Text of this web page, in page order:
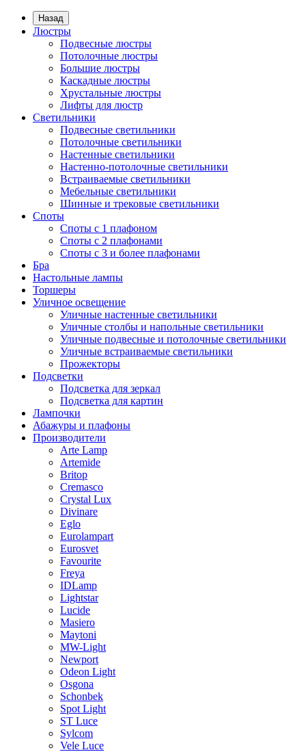
Назад
Люстры
Подвесные люстры
Потолочные люстры
Большие люстры
Каскадные люстры
Хрустальные люстры
Лифты для люстр
Светильники
Подвесные светильники
Потолочные светильники
Настенные светильники
Настенно-потолочные светильники
Встраиваемые светильники
Мебельные светильники
Шинные и трековые светильники
Споты
Споты с 1 плафоном
Споты с 2 плафонами
Споты с 3 и более плафонами
Бра
Настольные лампы
Торшеры
Уличное освещение
Уличные настенные светильники
Уличные столбы и напольные светильники
Уличные подвесные и потолочные светильники
Уличные встраиваемые светильники
Прожекторы
Подсветки
Подсветка для зеркал
Подсветка для картин
Лампочки
Абажуры и плафоны
Производители
Arte Lamp
Artemide
Britop
Cremasco
Crystal Lux
Divinare
Eglo
Eurolampart
Eurosvet
Favourite
Freya
IDLamp
Lightstar
Lucide
Masiero
Maytoni
MW-Light
Newport
Odeon Light
Osgona
Schonbek
Spot Light
ST Luce
Sylcom
Vele Luce